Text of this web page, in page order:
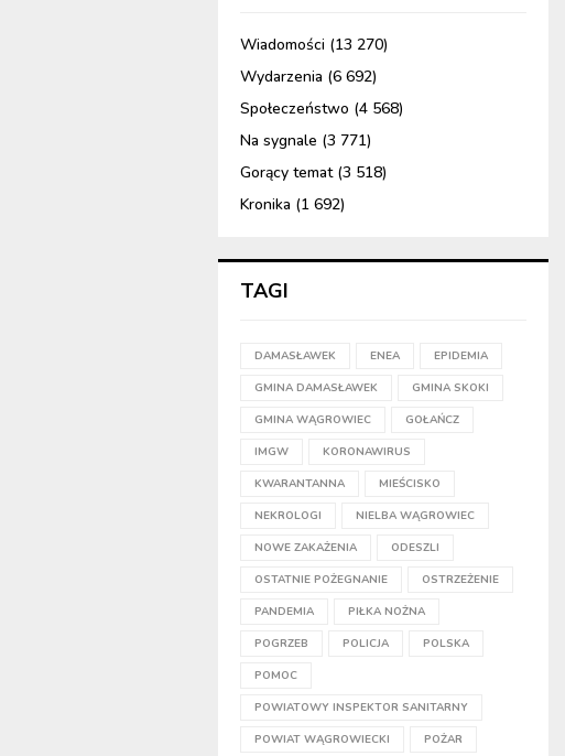
Wiadomości (13 270)
Wydarzenia (6 692)
Społeczeństwo (4 568)
Na sygnale (3 771)
Gorący temat(3 518)
Kronika (1 692)
TAGI
DAMASŁAWEK ENEA EPIDEMIA
GMINA DAMASŁAWEK GMINA SKOKI
GMINA WĄGROWIEC GOŁAŃCZ
IMGW KORONAWIRUS
KWARANTANNA MIEŚCISKO
NEKROLOGI NIELBA WĄGROWIEC
NOWE ZAKAŻENIA ODESZLI
OSTATNIE POŻEGNANIE OSTRZEŻENIE
PANDEMIA PIŁKA NOŻNA
POGRZEB POLICJA POLSKA
POMOC
POWIATOWY INSPEKTOR SANITARNY
POWIAT WĄGROWIECKI POŻAR